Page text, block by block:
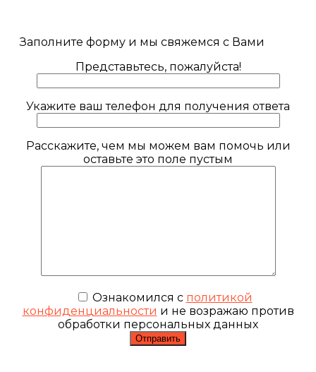
Заполните форму и мы свяжемся с Вами
Представьтесь, пожалуйста!
Укажите ваш телефон для получения ответа
Расскажите, чем мы можем вам помочь или
оставьте это поле пустым
Ознакомился с политикой
конфиденциальности и не возражаю против
обработки персональных данных